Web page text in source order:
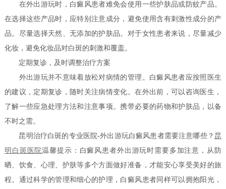
在外出游玩时，白癜风患者难免会使用一些护肤品或防蚊产品。
在选择这些产品时，应特别注意成分，避免使用含有刺激性成分的产
品。尽量选择天然、无添加的护肤品。对于女性患者来说，尽量减少
化妆，避免化妆品对白斑的刺激和覆盖。
定期复诊，及时调整治疗方案
外出游玩并不意味着放松对病情的管理。白癜风患者应按照医生
的建议，定期复诊，随时关注病情变化。在外出前，可以咨询医生，
了解一些应急处理方法和注意事项。携带必要的药物和护肤品，以备
不时之需。
昆明治疗白斑的专业医院-外出游玩白癜风患者需要注意哪些？ 昆
明白斑医院温馨提示：白癜风患者外出游玩时需要多加注意，从防
晒、饮食、心理、护肤等多个方面做好准备，才能安心享受美好的旅
程。通过科学的管理和细心的护理，白癜风患者同样可以拥抱阳光，